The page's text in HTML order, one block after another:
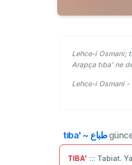
Lehce-i Osmani;
Arapça tıba' ne
tıba' ~ طباع
TIBA' ::: Tabiat.